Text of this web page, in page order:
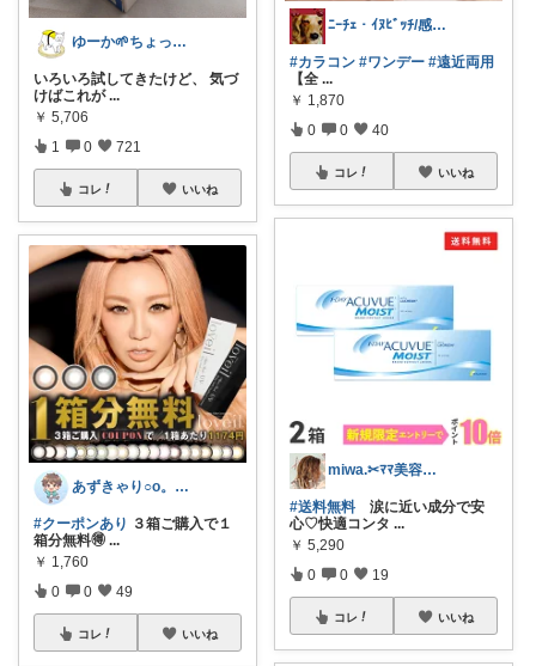
ゆーか🌱ちょっと気分が整う暮らし集め
いろいろ試してきたけど、 気づ
けばこれが...
￥ 5,706
1 0 721
コレ いいね
あずきゃり○o。.🐟🐠
#クーポンあり ３箱ご購入で１
箱分無料🉐 ...
￥ 1,760
0 0 49
コレ いいね
ﾆｰﾁｪ・ｲﾇﾋﾞｯﾁ/感謝✨主に購入
#カラコン #ワンデー #遠近両用
【全 ...
￥ 1,870
0 0 40
コレ いいね
miwa.✂︎ﾏﾏ美容師💎
#送料無料 涙に近い成分で安
心♡快適コンタ ...
￥ 5,290
0 0 19
コレ いいね